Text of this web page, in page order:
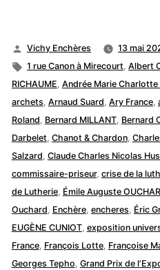
Publié
par
Vichy Enchères 13 mai
Étiquettes :
1 rue Canon à Mirecourt,Albert
RICHAUME, Andrée Marie
archets, Arnaud Suard, Ary France,
Roland, Bernard MILLANT, Bernard
Darbelet, Chanot & Chardon,
Salzard, Claude Charles Nicolas
commissaire-priseur, crise de la
de Lutherie, Émile Auguste
Ouchard, Enchère, encheres, Éric
EUGÈNE CUNIOT, exposition
France, François Lotte, Françoise
Georges Tepho, Grand Prix de